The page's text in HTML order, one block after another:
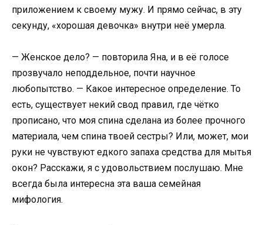
приложением к своему мужу. И прямо сейчас, в эту
секунду, «хорошая девочка» внутри неё умерла.
— Женское дело? — повторила Яна, и в её голосе
прозвучало неподдельное, почти научное
любопытство. — Какое интересное определение. То
есть, существует некий свод правил, где чётко
прописано, что моя спина сделана из более прочного
материала, чем спина твоей сестры? Или, может, мои
руки не чувствуют едкого запаха средства для мытья
окон? Расскажи, я с удовольствием послушаю. Мне
всегда была интересна эта ваша семейная
мифология.